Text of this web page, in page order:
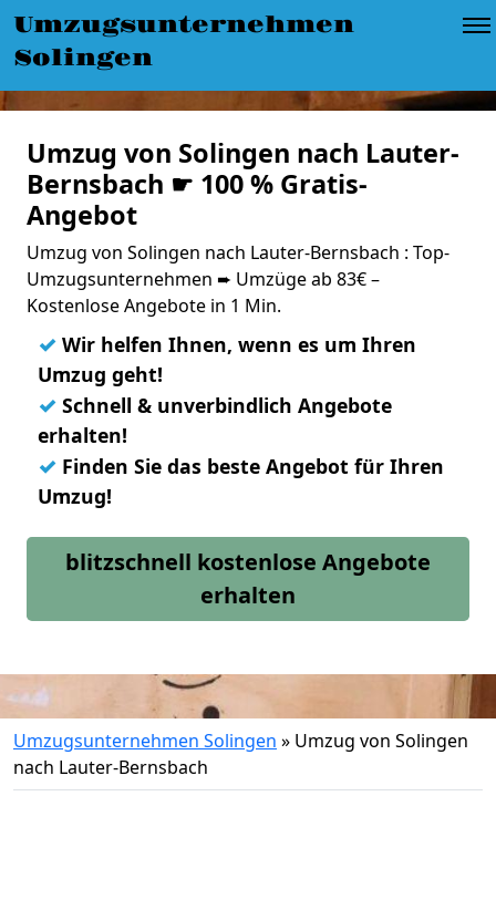
Umzugsunternehmen
Solingen
Umzug von Solingen nach Lauter-
Bernsbach ☛ 100 % Gratis-
Angebot
Umzug von Solingen nach Lauter-Bernsbach : Top-
Umzugsunternehmen ➨ Umzüge ab 83€ –
Kostenlose Angebote in 1 Min.
✓ Wir helfen Ihnen, wenn es um Ihren
Umzug geht!
✓ Schnell & unverbindlich Angebote
erhalten!
✓ Finden Sie das beste Angebot für Ihren
Umzug!
blitzschnell kostenlose Angebote
erhalten
Umzugsunternehmen Solingen » Umzug von Solingen
nach Lauter-Bernsbach